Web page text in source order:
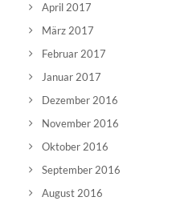
April 2017
März 2017
Februar 2017
Januar 2017
Dezember 2016
November 2016
Oktober 2016
September 2016
August 2016